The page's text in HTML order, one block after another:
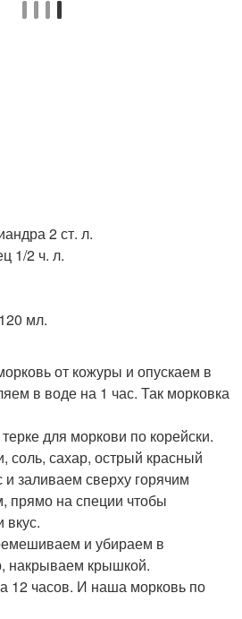
2 ст. л.
1/2 ч. л.
мл.
от кожуры и опускаем в
в воде на 1 час. Так морковка
для моркови по корейски.
соль, сахар, острый красный
и заливаем сверху горячим
прямо на специи чтобы
вкус.
и убираем в
накрываем крышкой.
12 часов. И наша морковь по